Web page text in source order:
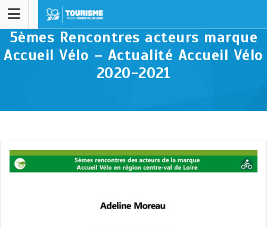
5èmes Rencontres acteurs marque
Accueil Vélo – Actualité Accueil Vélo
2020-2021